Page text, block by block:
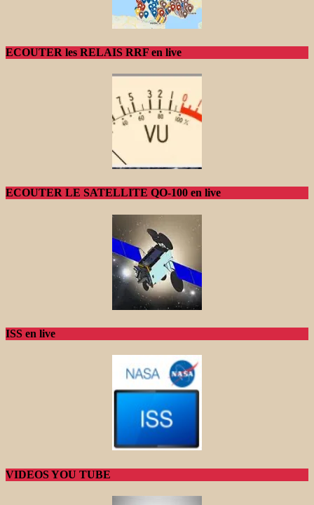
ECOUTER les RELAIS RRF en live
ECOUTER LE SATELLITE QO-100 en live
ISS en live
VIDEOS YOU TUBE